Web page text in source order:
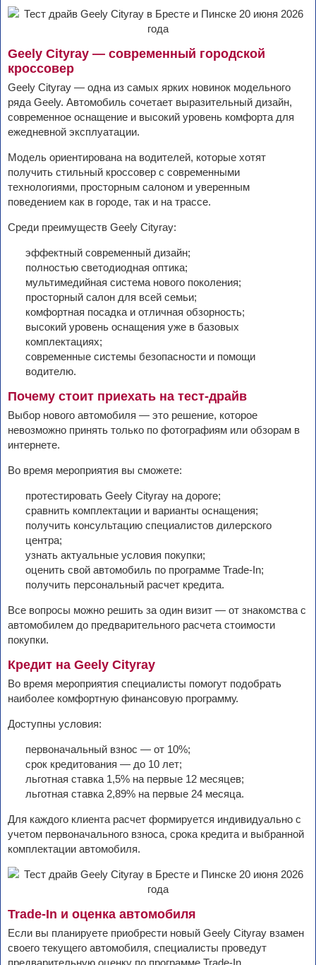
Geely Cityray — современный городской
кроссовер
Geely Cityray — одна из самых ярких новинок модельного
ряда Geely. Автомобиль сочетает выразительный дизайн,
современное оснащение и высокий уровень комфорта для
ежедневной эксплуатации.
Модель ориентирована на водителей, которые хотят
получить стильный кроссовер с современными
технологиями, просторным салоном и уверенным
поведением как в городе, так и на трассе.
Среди преимуществ Geely Cityray:
эффектный современный дизайн;
полностью светодиодная оптика;
мультимедийная система нового поколения;
просторный салон для всей семьи;
комфортная посадка и отличная обзорность;
высокий уровень оснащения уже в базовых
комплектациях;
современные системы безопасности и помощи
водителю.
Почему стоит приехать на тест-драйв
Выбор нового автомобиля — это решение, которое
невозможно принять только по фотографиям или обзорам в
интернете.
Во время мероприятия вы сможете:
протестировать Geely Cityray на дороге;
сравнить комплектации и варианты оснащения;
получить консультацию специалистов дилерского
центра;
узнать актуальные условия покупки;
оценить свой автомобиль по программе Trade-In;
получить персональный расчет кредита.
Все вопросы можно решить за один визит — от знакомства с
автомобилем до предварительного расчета стоимости
покупки.
Кредит на Geely Cityray
Во время мероприятия специалисты помогут подобрать
наиболее комфортную финансовую программу.
Доступны условия:
первоначальный взнос — от 10%;
срок кредитования — до 10 лет;
льготная ставка 1,5% на первые 12 месяцев;
льготная ставка 2,89% на первые 24 месяца.
Для каждого клиента расчет формируется индивидуально с
учетом первоначального взноса, срока кредита и выбранной
комплектации автомобиля.
Trade-In и оценка автомобиля
Если вы планируете приобрести новый Geely Cityray взамен
своего текущего автомобиля, специалисты проведут
предварительную оценку по программе Trade-In.